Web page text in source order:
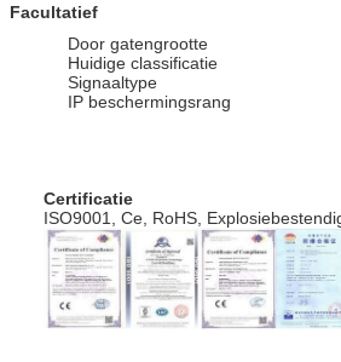
Facultatief
Door gatengrootte
Huidige classificatie
Signaaltype
IP beschermingsrang
Certificatie
ISO9001, Ce, RoHS,